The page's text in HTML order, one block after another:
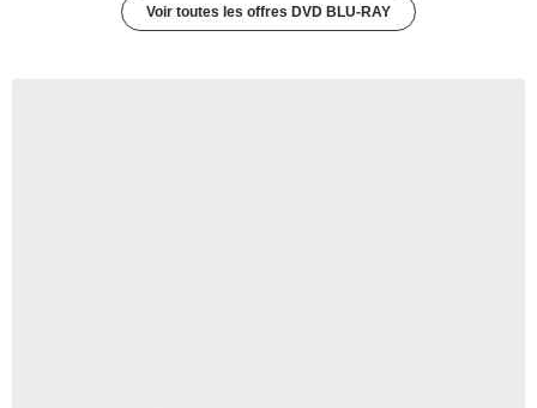
Voir toutes les offres DVD BLU-RAY